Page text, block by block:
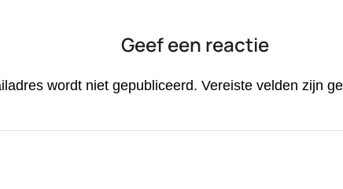
Geef een reactie
wordt niet gepubliceerd. Vereiste velden zijn